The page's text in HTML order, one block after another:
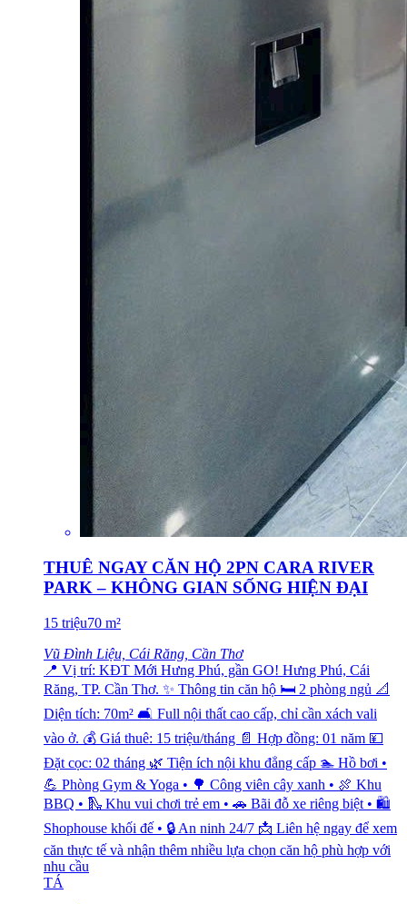
THUÊ NGAY CĂN HỘ 2PN CARA RIVER
PARK – KHÔNG GIAN SỐNG HIỆN ĐẠI
15 triệu70 m²
Vũ Đình Liệu, Cái Răng, Cần Thơ
📍 Vị trí: KĐT Mới Hưng Phú, gần GO! Hưng Phú, Cái
Răng, TP. Cần Thơ. ✨ Thông tin căn hộ 🛏️ 2 phòng ngủ 📐
Diện tích: 70m² 🛋️ Full nội thất cao cấp, chỉ cần xách vali
vào ở. 💰 Giá thuê: 15 triệu/tháng 📄 Hợp đồng: 01 năm 💴
Đặt cọc: 02 tháng 🌿 Tiện ích nội khu đẳng cấp 🏊 Hồ bơi •
💪 Phòng Gym & Yoga • 🌳 Công viên cây xanh • 🍖 Khu
BBQ • 🛝 Khu vui chơi trẻ em • 🚗 Bãi đỗ xe riêng biệt • 🛍️
Shophouse khối đế • 🔒 An ninh 24/7 📩 Liên hệ ngay để xem
căn thực tế và nhận thêm nhiều lựa chọn căn hộ phù hợp với
nhu cầu
TÁ